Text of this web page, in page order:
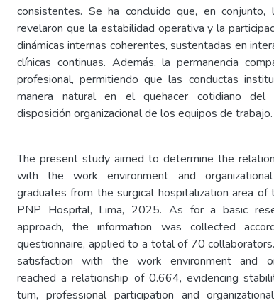
consistentes. Se ha concluido que, en conjunto,
revelaron que la estabilidad operativa y la
dinámicas internas coherentes, sustentadas en
clínicas continuas. Además, la permanencia
profesional, permitiendo que las conductas
manera natural en el quehacer cotidiano del
disposición organizacional de los equipos de trabajo.
The present study aimed to determine the
with the work environment and
graduates from the surgical hospitalization area of
PNP Hospital, Lima, 2025. As for a basic
approach, the information was collected
questionnaire, applied to a total of 70
satisfaction with the work environment and
reached a relationship of 0.664, evidencing
turn, professional participation and